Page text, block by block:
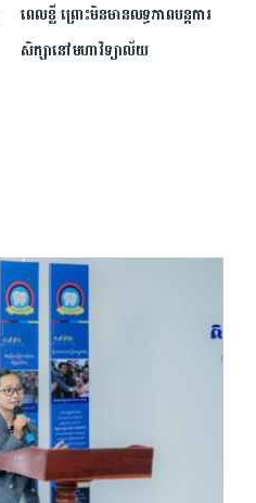
ពេលខ្លី ព្រោះមិនមានលទ្ធភាពបន្តការ
សិក្សានៅមហាវិទ្យាល័យ